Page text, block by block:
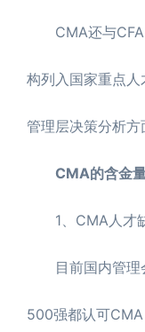
CMA还与CFA
构列入国家重点
管理层决策分析方
CMA的含金量
1、CMA人才
目前国内管理会
500强都认可